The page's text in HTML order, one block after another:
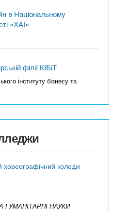
в Національному
«ХАІ»
філії КІБіТ
інституту бізнесу та
хореографічний коледж
ГУМАНІТАРНІ НАУКИ